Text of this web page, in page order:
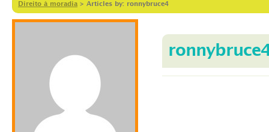
Direito à moradia > Articles by: ronnybruce4